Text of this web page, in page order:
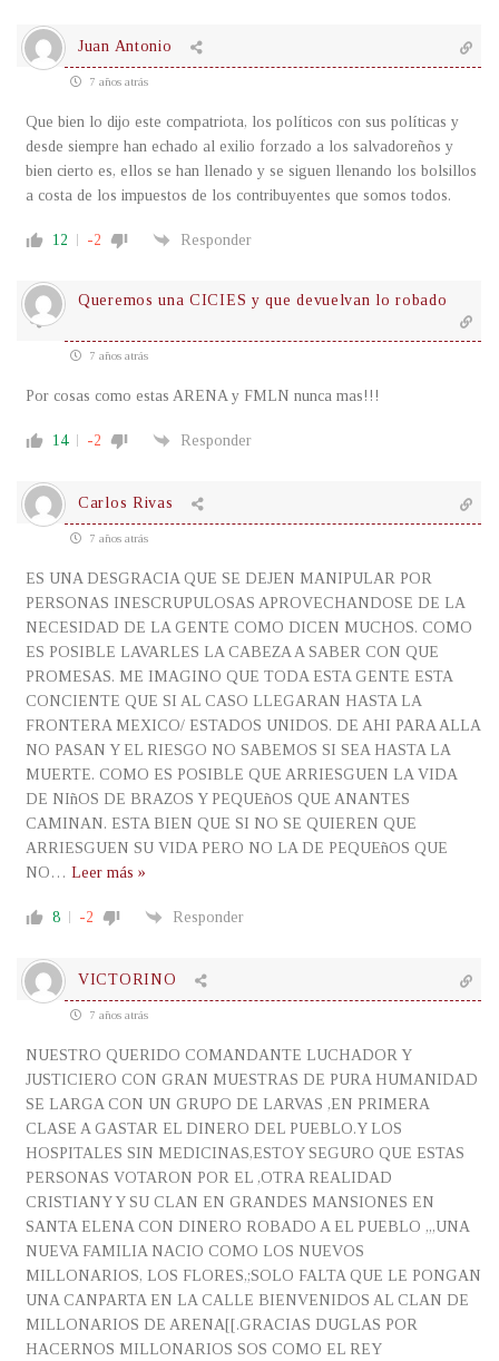
Juan Antonio
7 años atrás
Que bien lo dijo este compatriota, los políticos con sus políticas y
desde siempre han echado al exilio forzado a los salvadoreños y
bien cierto es, ellos se han llenado y se siguen llenando los bolsillos
a costa de los impuestos de los contribuyentes que somos todos.
12 -2 Responder
Queremos una CICIES y que devuelvan lo robado
7 años atrás
Por cosas como estas ARENA y FMLN nunca mas!!!
14 -2 Responder
Carlos Rivas
7 años atrás
ES UNA DESGRACIA QUE SE DEJEN MANIPULAR POR
PERSONAS INESCRUPULOSAS APROVECHANDOSE DE LA
NECESIDAD DE LA GENTE COMO DICEN MUCHOS. COMO
ES POSIBLE LAVARLES LA CABEZA A SABER CON QUE
PROMESAS. ME IMAGINO QUE TODA ESTA GENTE ESTA
CONCIENTE QUE SI AL CASO LLEGARAN HASTA LA
FRONTERA MEXICO/ ESTADOS UNIDOS. DE AHI PARA ALLA
NO PASAN Y EL RIESGO NO SABEMOS SI SEA HASTA LA
MUERTE. COMO ES POSIBLE QUE ARRIESGUEN LA VIDA
DE NIñOS DE BRAZOS Y PEQUEñOS QUE ANANTES
CAMINAN. ESTA BIEN QUE SI NO SE QUIEREN QUE
ARRIESGUEN SU VIDA PERO NO LA DE PEQUEñOS QUE
NO … Leer más »
8 -2 Responder
VICTORINO
7 años atrás
NUESTRO QUERIDO COMANDANTE LUCHADOR Y
JUSTICIERO CON GRAN MUESTRAS DE PURA HUMANIDAD
SE LARGA CON UN GRUPO DE LARVAS ,EN PRIMERA
CLASE A GASTAR EL DINERO DEL PUEBLO.Y LOS
HOSPITALES SIN MEDICINAS,ESTOY SEGURO QUE ESTAS
PERSONAS VOTARON POR EL ,OTRA REALIDAD
CRISTIANY Y SU CLAN EN GRANDES MANSIONES EN
SANTA ELENA CON DINERO ROBADO A EL PUEBLO ,,,UNA
NUEVA FAMILIA NACIO COMO LOS NUEVOS
MILLONARIOS, LOS FLORES,;SOLO FALTA QUE LE PONGAN
UNA CANPARTA EN LA CALLE BIENVENIDOS AL CLAN DE
MILLONARIOS DE ARENA[[.GRACIAS DUGLAS POR
HACERNOS MILLONARIOS SOS COMO EL REY